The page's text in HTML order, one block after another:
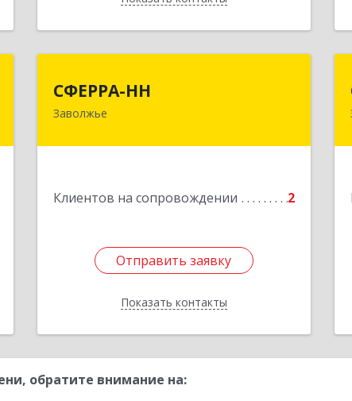
СФЕРРА-НН
Заволжье
Клиентов на сопровождении 2
Отправить заявку
Показать контакты
Отправить заявку
Назад
обратите внимание на: